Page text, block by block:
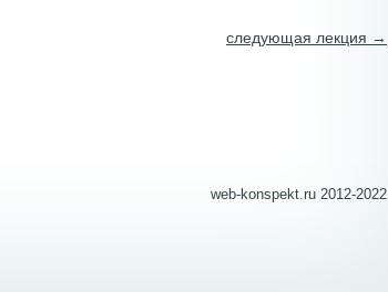
следующая лекция →
web-konspekt.ru 2012-2022